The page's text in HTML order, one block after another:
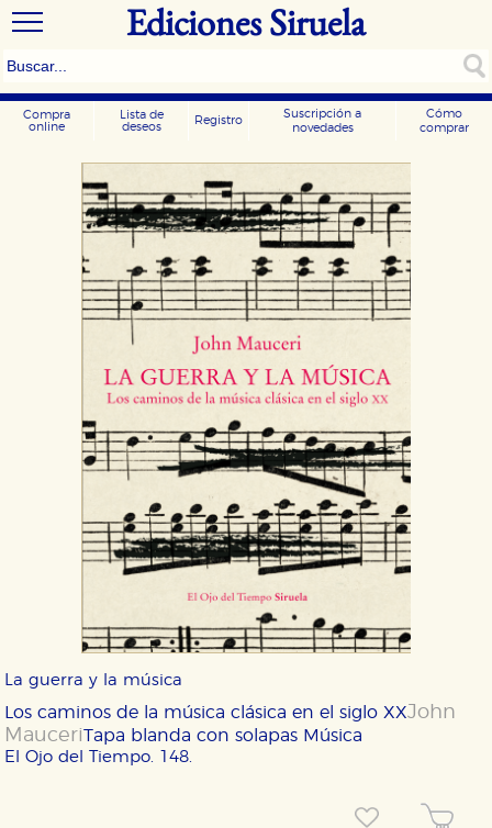
Ediciones Siruela
Compra
online
Lista de
deseos
Registro
Suscripción a
novedades
Cómo
comprar
La guerra y la música
Los caminos de la música clásica en el siglo XXJohn
Mauceri
El Ojo del Tiempo. 148.
Tapa blanda con solapas Música